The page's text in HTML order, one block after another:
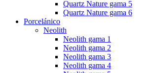
Quartz Nature gama 5
Quartz Nature gama 6
Porcelánico
Neolith
Neolith gama 1
Neolith gama 2
Neolith gama 3
Neolith gama 4